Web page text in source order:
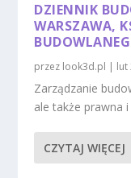
DZIENNIK
WARSZAWA,
przez look3d.pl | lut
Zarządzanie
ale także prawna i
CZYTAJ WIĘCEJ